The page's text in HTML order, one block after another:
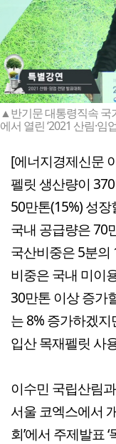
▲반기문 대통령직속 국
에서 열린 ‘2021 산림·
[에너지경제신문
펠릿 생산량이
50만톤(15%) 성
국내 공급량은 70
국산비중은 5분의
비중은 국내 미이
30만톤 이상 증가
는 8% 증가하겠
입산 목재펠릿 사
이수민 국립산림
서울 코엑스에서
회’에서 주제발표